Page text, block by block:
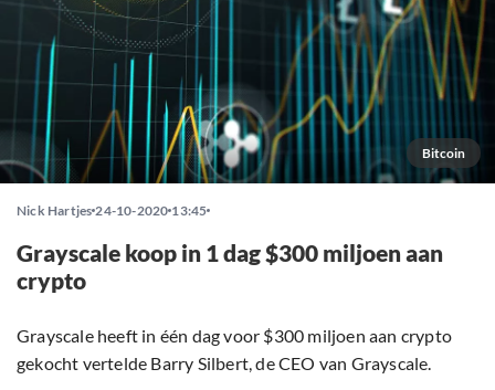
Bitcoin
Nick Hartjes 24-10-2020 13:45
Grayscale koop in 1 dag $300 miljoen aan
crypto
Grayscale heeft in één dag voor $300 miljoen aan crypto
gekocht vertelde Barry Silbert, de CEO van Grayscale.